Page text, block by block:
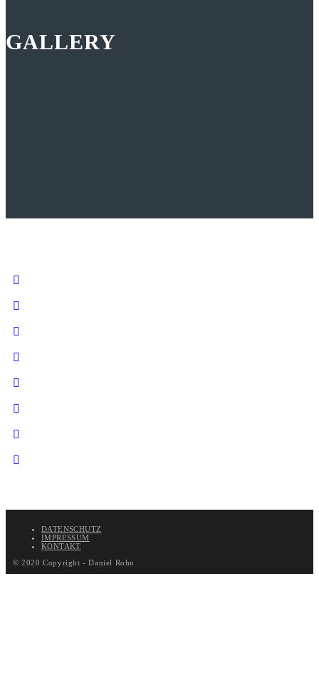
GALLERY
DATENSCHUTZ
IMPRESSUM
KONTAKT
© 2020 Copyright - Daniel Rohn